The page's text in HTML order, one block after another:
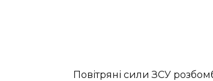
Повітряні сили ЗСУ